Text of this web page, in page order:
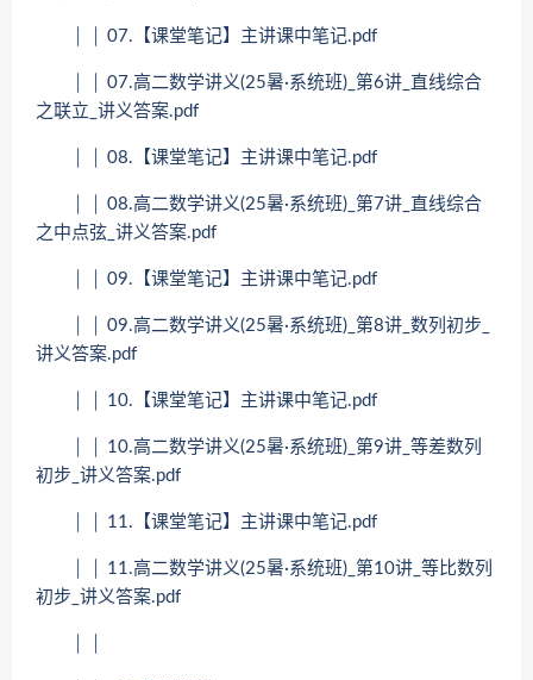
│ │ 07.【课堂笔记】主讲课中笔记.pdf
│ │ 07.高二数学讲义(25暑·系统班)_第6讲_直线综合
之联立_讲义答案.pdf
│ │ 08.【课堂笔记】主讲课中笔记.pdf
│ │ 08.高二数学讲义(25暑·系统班)_第7讲_直线综合
之中点弦_讲义答案.pdf
│ │ 09.【课堂笔记】主讲课中笔记.pdf
│ │ 09.高二数学讲义(25暑·系统班)_第8讲_数列初步_
讲义答案.pdf
│ │ 10.【课堂笔记】主讲课中笔记.pdf
│ │ 10.高二数学讲义(25暑·系统班)_第9讲_等差数列
初步_讲义答案.pdf
│ │ 11.【课堂笔记】主讲课中笔记.pdf
│ │ 11.高二数学讲义(25暑·系统班)_第10讲_等比数列
初步_讲义答案.pdf